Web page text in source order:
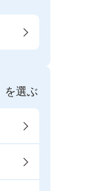
を選ぶ